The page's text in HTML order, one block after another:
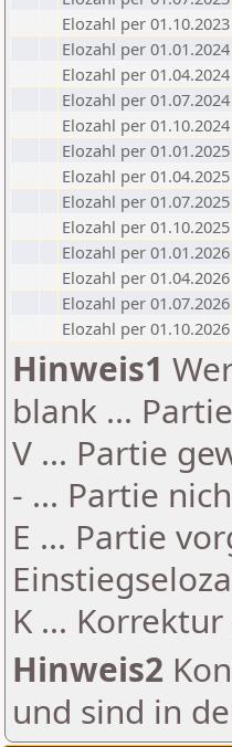
Elozahl per 01.10.2023
Elozahl per 01.01.2024
Elozahl per 01.04.2024
Elozahl per 01.07.2024
Elozahl per 01.10.2024
Elozahl per 01.01.2025
Elozahl per 01.04.2025
Elozahl per 01.07.2025
Elozahl per 01.10.2025
Elozahl per 01.01.2026
Elozahl per 01.04.2026
Elozahl per 01.07.2026
Elozahl per 01.10.2026
Hinweis1
blank ...
V ... Partie
- ... Partie
E ... Partie
K ...
Hinweis2
und sind in